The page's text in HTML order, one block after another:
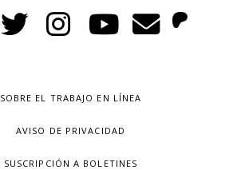
SOBRE EL TRABAJO EN LÍNEA
AVISO DE PRIVACIDAD
SUSCRIPCIÓN A BOLETINES